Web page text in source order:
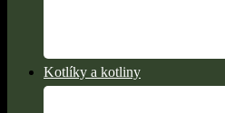
Kotlíky a kotliny